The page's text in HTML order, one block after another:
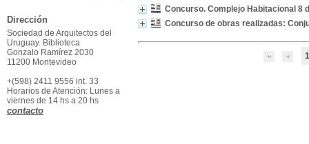
Concurso. Complejo Habitacional 8
Concurso de obras realizadas:
1
Dirección
Sociedad de Arquitectos del
Uruguay. Biblioteca
Gonzalo Ramírez 2030
11200 Montevideo
+(598) 2411 9556 int. 33
Horarios de Atención: Lunes a
viernes de 14 hs a 20 hs
contacto